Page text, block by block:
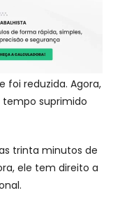
foi reduzida. Agora,
suprimido
trinta minutos de
ele tem direito a